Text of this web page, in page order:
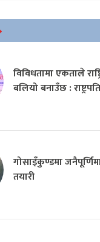
विविधतामा एकताले
बलियो बनाउँछ :
गोसाइँकुण्डमा
तयारी